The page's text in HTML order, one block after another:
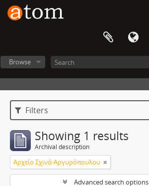
Browse
Filters
Showing 1 results
Archival description
Αρχείο Σχινά-Αργυρόπουλου
Advanced search options